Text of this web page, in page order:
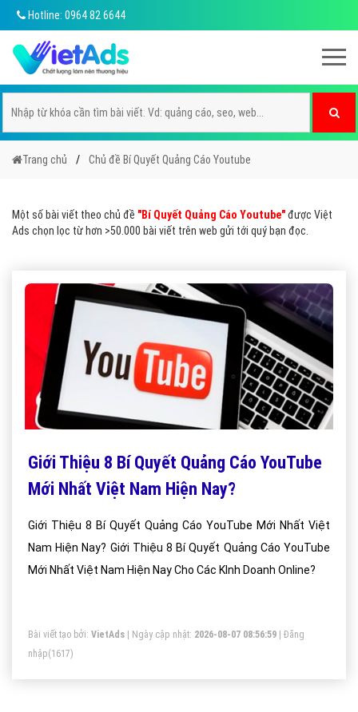
Hotline: 0964 82 6644
Trang chủ Chủ đề Bí Quyết Quảng Cáo Youtube
Một số bài viết theo chủ đề "Bí Quyết Quảng Cáo Youtube"được Việt
Ads chọn lọc từ hơn >50.000 bài viết trên web gửi tới quý bạn đọc.
Giới Thiệu 8 Bí Quyết Quảng Cáo YouTube
Mới Nhất Việt Nam Hiện Nay?
Giới Thiệu 8 Bí Quyết Quảng Cáo YouTube Mới Nhất Việt
Nam Hiện Nay? Giới Thiệu 8 Bí Quyết Quảng Cáo YouTube
Mới Nhất Việt Nam Hiện Nay Cho Các KInh Doanh Online?
Bài viết tạo bởi: VietAds | Ngày cập nhật: 2026-08-07 08:56:59
Đăng
nhập(1617)